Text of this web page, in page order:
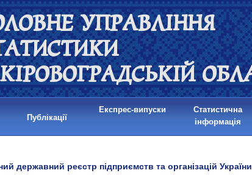
УПРАВЛІННЯ
Публікації
Експрес-випуски
Статистична
інформація
державний реєстр підприємств та організацій України